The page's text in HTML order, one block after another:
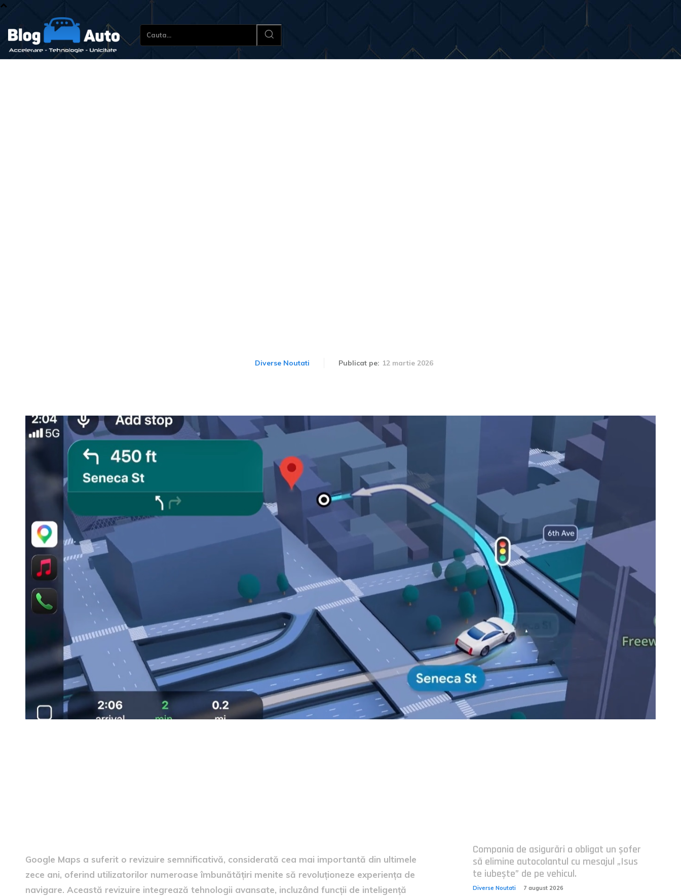
Cauta...
Diverse Noutati Publicat pe: 12 martie 2026
Google Maps a suferit o revizuire semnificativă, considerată cea mai importantă din ultimele
zece ani, oferind utilizatorilor numeroase îmbunătățiri menite să revoluționeze experiența de
navigare. Această revizuire integrează tehnologii avansate, incluzând funcții de inteligență
Compania de asigurări a obligat un șofer
să elimine autocolantul cu mesajul „Isus
te iubește” de pe vehicul.
Diverse Noutati 7 august 2026